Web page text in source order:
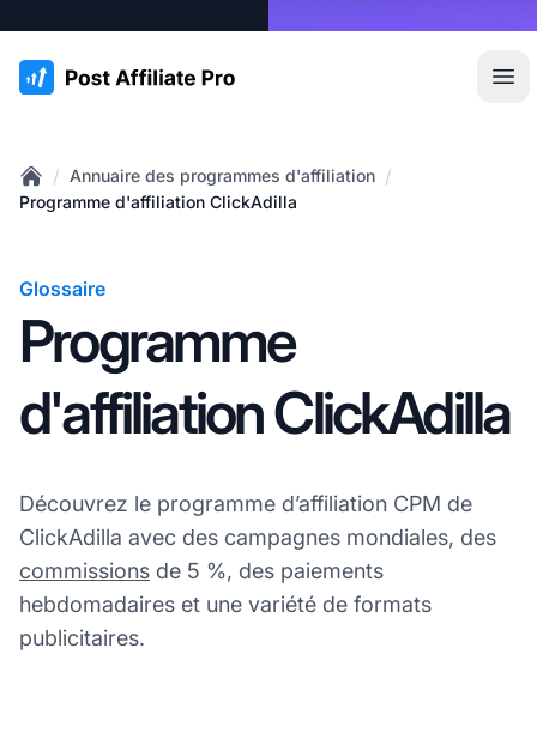
:site.title
Home
/ Annuaire des programmes d'affiliation /
Programme d'affiliation ClickAdilla
Glossaire
Programme
d'affiliation ClickAdilla
Découvrez le programme d’affiliation CPM de
ClickAdilla avec des campagnes mondiales, des
commissions de 5 %, des paiements
hebdomadaires et une variété de formats
publicitaires.